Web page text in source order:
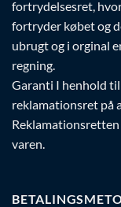
fortrydelsesret,
fortryder købet og
ubrugt og i orginal
regning.
Garanti I henhold
reklamationsret på
varen.